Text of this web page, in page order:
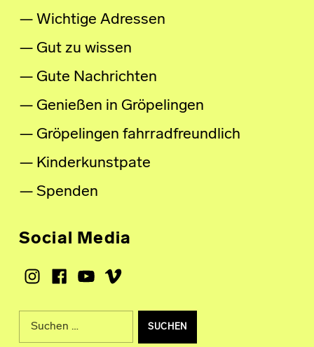
Wichtige Adressen
Gut zu wissen
Gute Nachrichten
Genießen in Gröpelingen
Gröpelingen fahrradfreundlich
Kinderkunstpate
Spenden
Social Media
Instagram
Facebook
Youtube
Vimeo
Suche nach: